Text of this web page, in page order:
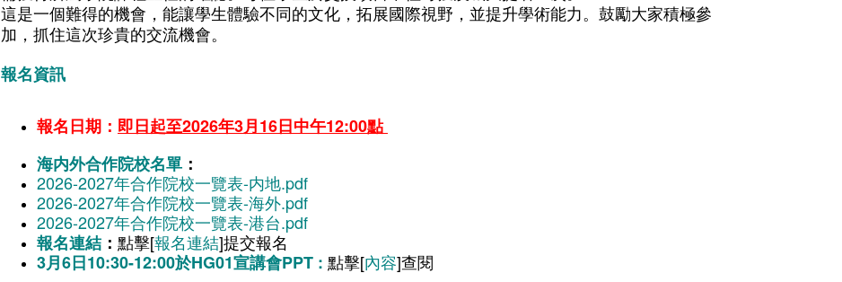
這是一個難得的機會，能讓學生體驗不同的文化，拓展國際視野，並提升學術能力。鼓勵大家積極參
加，抓住這次珍貴的交流機會。
報名資訊
報名日期： 即日起至2026年3月16日中午12:00點
海内外合作院校名單 ：
2026-2027年合作院校一覽表-内地.pdf
2026-2027年合作院校一覽表-海外.pdf
2026-2027年合作院校一覽表-港台.pdf
報名連結 ： 點擊[報名連結]提交報名
3月6日10:30-12:00於HG01宣講會PPT : 點擊[內容]查閱